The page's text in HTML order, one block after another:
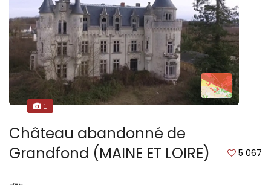
1
Château abandonné de
Grandfond (MAINE ET LOIRE)
5 067